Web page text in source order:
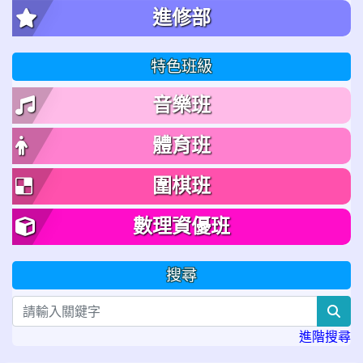
進修部
特色班級
音樂班
體育班
圍棋班
數理資優班
搜尋
進階搜尋